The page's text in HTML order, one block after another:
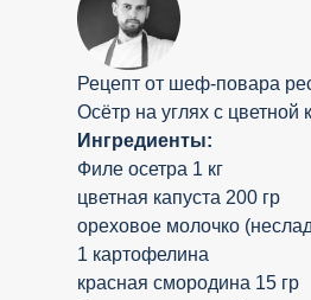
Рецепт от шеф-повара
Осётр на углях с
Ингредиенты:
Филе осетра 1 кг
цветная капуста 200 гр
ореховое молочко
1 картофелина
красная смородина 15 гр